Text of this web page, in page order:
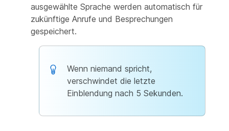
ausgewählte Sprache werden automatisch für
zukünftige Anrufe und Besprechungen
gespeichert.
Wenn niemand spricht,
verschwindet die letzte
Einblendung nach 5 Sekunden.